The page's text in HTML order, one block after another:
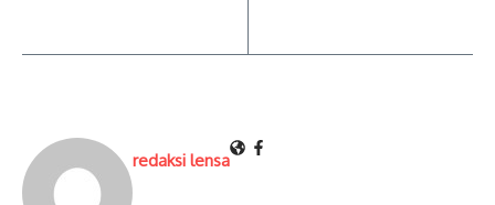
redaksi lensa